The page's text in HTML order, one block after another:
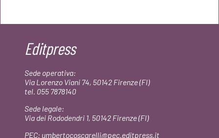
€20,00.
Editpress
Sede operativa:
Via Lorenzo Viani 74, 50142 Firenze (FI)
tel. 055 7878140
Sede legale:
Via dei Rododendri 1, 50142 Firenze (FI)
PEC: umbertocoscarelli@pec.editpress.it